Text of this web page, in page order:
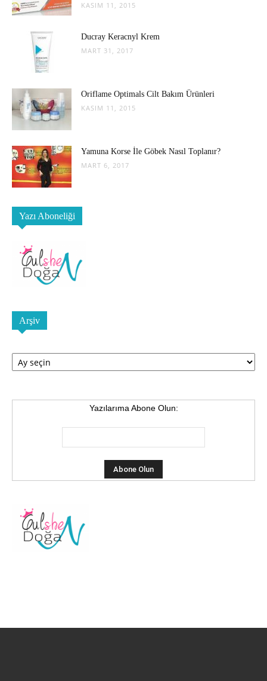
KASIM 11, 2015
Ducray Keracnyl Krem
MART 31, 2017
Oriflame Optimals Cilt Bakım Ürünleri
KASIM 11, 2015
Yamuna Korse İle Göbek Nasıl Toplanır?
MART 6, 2017
Yazı Aboneliği
Arşiv
Arşiv
Yazılarıma Abone Olun: